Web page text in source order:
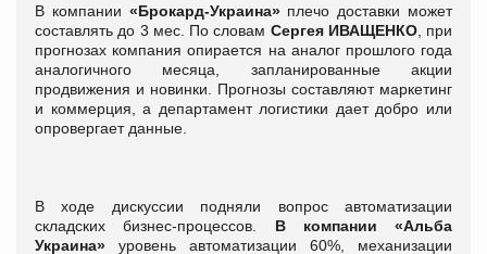
В компании «Брокард-Украина» плечо доставки может
составлять до 3 мес. По словам Сергея ИВАЩЕНКО, при
прогнозах компания опирается на аналог прошлого года
аналогичного месяца, запланированные акции
продвижения и новинки. Прогнозы составляют маркетинг
и коммерция, а департамент логистики дает добро или
опровергает данные.
В ходе дискуссии подняли вопрос автоматизации
складских бизнес-процессов.
В компании «Альба
Украина» уровень автоматизации 60%, механизации